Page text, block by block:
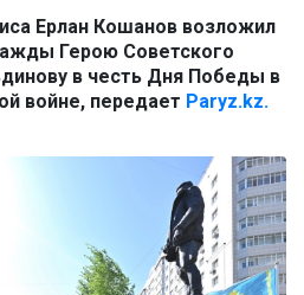
Ерлан Кошанов возложил
Герою Советского
в честь Дня Победы в
войне, передает Paryz.kz.